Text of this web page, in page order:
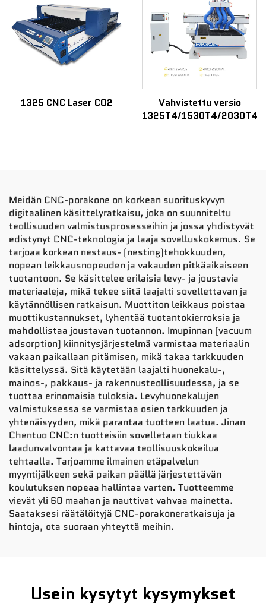
1325 CNC Laser CO2
Vahvistettu versio
1325T4/1530T4/2030T4
Meidän CNC-porakone on korkean suorituskyvyn
digitaalinen käsittelyratkaisu, joka on suunniteltu
teollisuuden valmistusprosesseihin ja jossa yhdistyvät
edistynyt CNC-teknologia ja laaja sovelluskokemus. Se
tarjoaa korkean nestaus- (nesting)tehokkuuden,
nopean leikkausnopeuden ja vakauden pitkäaikaiseen
tuotantoon. Se käsittelee erilaisia levy- ja joustavia
materiaaleja, mikä tekee siitä laajalti sovellettavan ja
käytännöllisen ratkaisun. Muottiton leikkaus poistaa
muottikustannukset, lyhentää tuotantokierroksia ja
mahdollistaa joustavan tuotannon. Imupinnan (vacuum
adsorption) kiinnitysjärjestelmä varmistaa materiaalin
vakaan paikallaan pitämisen, mikä takaa tarkkuuden
käsittelyssä. Sitä käytetään laajalti huonekalu-,
mainos-, pakkaus- ja rakennusteollisuudessa, ja se
tuottaa erinomaisia tuloksia. Levyhuonekalujen
valmistuksessa se varmistaa osien tarkkuuden ja
yhtenäisyyden, mikä parantaa tuotteen laatua. Jinan
Chentuo CNC:n tuotteisiin sovelletaan tiukkaa
laadunvalvontaa ja kattavaa teollisuuskokeilua
tehtaalla. Tarjoamme ilmainen etäpalvelun
myyntijälkeen sekä paikan päällä järjestettävän
koulutuksen nopeaa hallintaa varten. Tuotteemme
vievät yli 60 maahan ja nauttivat vahvaa mainetta.
Saataksesi räätälöityjä CNC-porakoneratkaisuja ja
hintoja, ota suoraan yhteyttä meihin.
Usein kysytyt kysymykset